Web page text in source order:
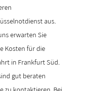
aus.
erwarten Sie
Kosten für die
in Frankfurt Süd.
gut beraten
zu kontaktieren. Bei